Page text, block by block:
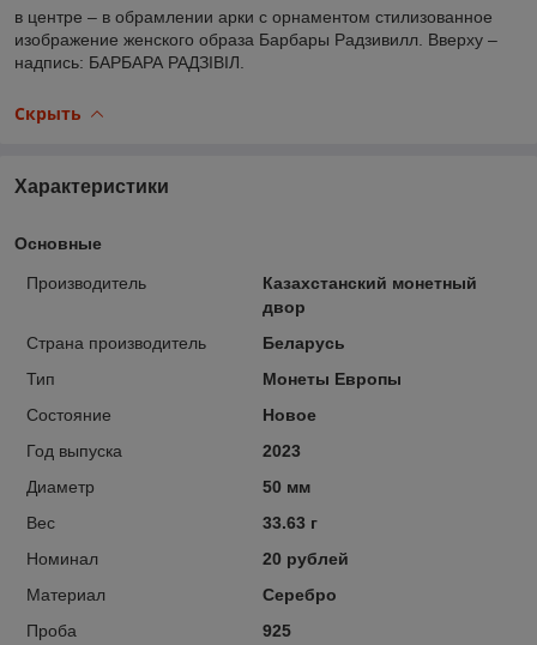
в центре – в обрамлении арки с орнаментом стилизованное
изображение женского образа Барбары Радзивилл. Вверху –
надпись: БАРБАРА РАДЗІВІЛ.
Скрыть
Характеристики
Основные
Производитель
Казахстанский монетный
двор
Страна производитель
Беларусь
Тип
Монеты Европы
Состояние
Новое
Год выпуска
2023
Диаметр
50 мм
Вес
33.63 г
Номинал
20 рублей
Материал
Серебро
Проба
925